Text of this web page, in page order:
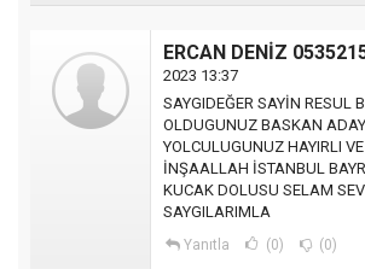
ERCAN DENİZ
2023 13:37
SAYGIDEĞER SAYİN RESUL
OLDUGUNUZ BASKAN
YOLCULUGUNUZ HAYIRLI
İNŞAALLAH İSTANBUL
KUCAK DOLUSU SELAM
SAYGILARIMLA
Yanıtla (0) (0)